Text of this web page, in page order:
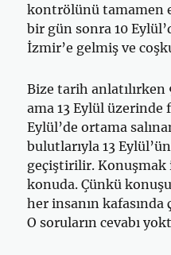
kontrölünü tamamen
bir gün sonra 10
İzmir’e gelmiş ve
Bize tarih anlatılırken
ama 13 Eylül üzerinde
Eylül’de ortama
bulutlarıyla 13
geçiştirilir. Konuşmak
konuda. Çünkü
her insanın
O soruların cevabı